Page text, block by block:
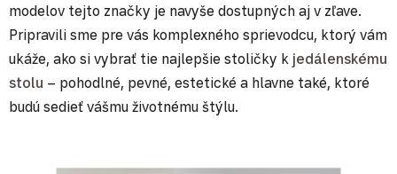
modelov tejto značky je navyše dostupných aj v zľave.
Pripravili sme pre vás komplexného sprievodcu, ktorý vám
ukáže, ako si vybrať tie najlepšie stoličky k jedálenskému
stolu – pohodlné, pevné, estetické a hlavne také, ktoré
budú sedieť vášmu životnému štýlu.